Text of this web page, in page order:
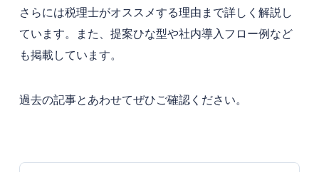
さらには税理士がオススメする理由まで詳しく解説し
ています。また、提案ひな型や社内導入フロー例など
も掲載しています。
過去の記事とあわせてぜひご確認ください。